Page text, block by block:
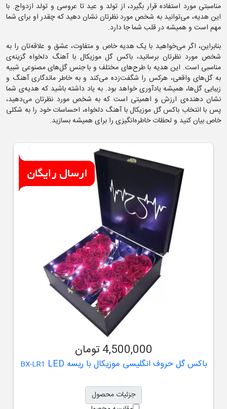
مناسبتی مورد استفاده قرار بگیرد، از تولد و عید تا عروسی و تولد ازدواج. با
این هدیه، می‌توانید به شخص مورد نظرتان نشان دهید که چقدر او برای شما
مهم است و همیشه در قلب شما جا دارد.
بنابراین، اگر می‌خواهید با یک هدیه خاص و متفاوت، عشق و علاقه‌تان را به
شخص مورد نظرتان برسانید، باکس گل موزیکال با آهنگ دلخواه گزینه‌ی
مناسبی است. این هدیه با طرح‌های مختلف و با جنس گل‌های مصنوعی شبیه
به گل‌های واقعی، هرکس را شگفت‌زده می‌کند و به خاطر ماندگاری آهنگ و
زیبایی گل‌ها، همیشه یادآوری خواهد بود. به یاد داشته باشید که هدیه‌ی شما
نشان دهنده‌ی ارزش و اهمیتی است که به شخص مورد نظرتان می‌دهید،
پس با انتخاب باکس گل موزیکال با آهنگ دلخواه، احساسات خود را به شکلی
خاص بیان کنید و لحظات خاطره‌انگیزی را برای همیشه بسازید.
4,500,000 تومان
باکس گل حروف انگلیسی موزیکال با ریسه LED BX-LR1
جزئیات محصول